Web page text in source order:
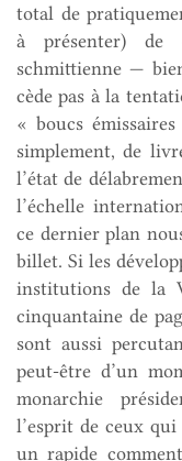
total de
à présenter) de
schmittienne —
cède pas à la
« boucs
simplement, de
l’état de
l’échelle
ce dernier plan
billet. Si les
institutions de la
cinquantaine de
sont aussi
peut-être d’un
monarchie
l’esprit de ceux
un rapide